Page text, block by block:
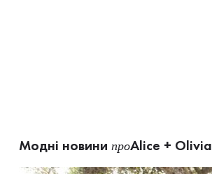
Модні новини проAlice + Olivia